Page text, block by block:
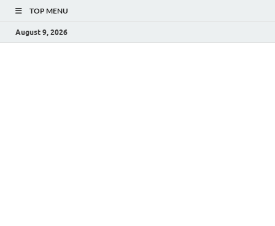
TOP MENU
August 9, 2026